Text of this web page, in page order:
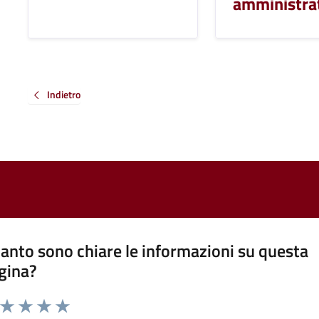
Indietro
sono chiare le informazioni su questa
da 1 a 5 stelle la pagina